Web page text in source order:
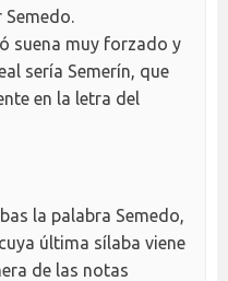
suena muy forzado y
sería Semerín, que
en la letra del
la palabra Semedo,
última sílaba viene
de las notas